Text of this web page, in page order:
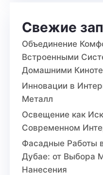
Свежие
Объединение
Встроенными
Домашними
Инновации в
Металл
Освещение как
Современном
Фасадные Работы
Дубае: от Выбора
Нанесения